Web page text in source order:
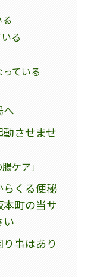
る
ている
へ
させませ
ケア」
らくる便秘
町の当サ
い
事はあり